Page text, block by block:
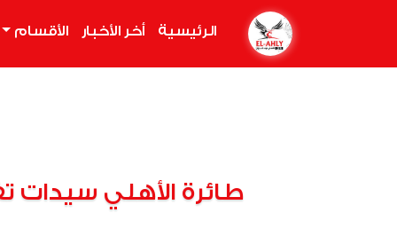
الرئيسية أخر الأخبار الأقسام
طائرة الأهلي سيدات